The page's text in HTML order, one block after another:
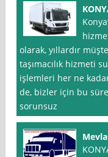
olarak, yıllardır
taşımacılık hizmeti
işlemleri her ne
de, bizler için bu
sorunsuz